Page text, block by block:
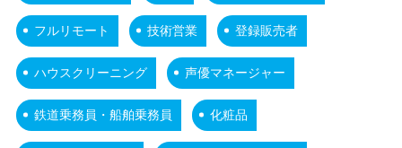
フルリモート 技術営業 登録販売者
ハウスクリーニング 声優マネージャー
鉄道乗務員・船舶乗務員 化粧品